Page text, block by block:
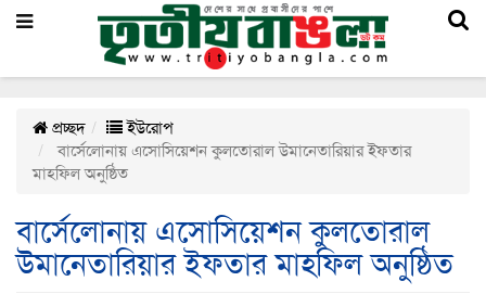
প্রচ্ছদ
ইউরোপ
বার্সেলোনায় এসোসিয়েশন কুলতোরাল উমানেতারিয়ার ইফতার
মাহফিল অনুষ্ঠিত
বার্সেলোনায় এসোসিয়েশন কুলতোরাল
উমানেতারিয়ার ইফতার মাহফিল অনুষ্ঠিত